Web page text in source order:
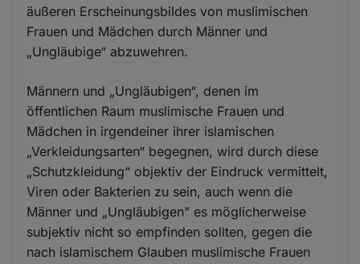
äußeren Erscheinungsbildes von muslimischen
Frauen und Mädchen durch Männer und
„Ungläubige“ abzuwehren.
Männern und „Ungläubigen“, denen im
öffentlichen Raum muslimische Frauen und
Mädchen in irgendeiner ihrer islamischen
„Verkleidungsarten“ begegnen, wird durch diese
„Schutzkleidung“ objektiv der Eindruck vermittelt,
Viren oder Bakterien zu sein, auch wenn die
Männer und „Ungläubigen" es möglicherweise
subjektiv nicht so empfinden sollten, gegen die
nach islamischem Glauben muslimische Frauen